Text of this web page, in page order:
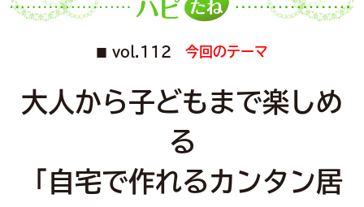
vol.112 今回のテーマ
大人から子どもまで楽しめ
る
「自宅で作れるカンタン居